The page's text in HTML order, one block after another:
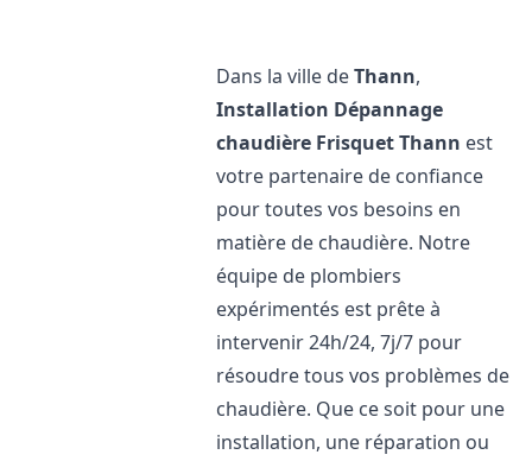
Dans la ville deThann,
Installation Dépannage
chaudière FrisquetThann est
votre partenaire de confiance
pour toutes vos besoins en
matière de chaudière. Notre
équipe de plombiers
expérimentés est prête à
intervenir 24h/24, 7j/7 pour
résoudre tous vos problèmes de
chaudière. Que ce soit pour une
installation, une réparation ou